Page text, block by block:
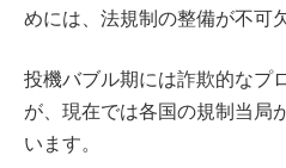
めには、法規制の整備が不可
投機バブル期には詐欺的なプ
が、現在では各国の規制当局
います。